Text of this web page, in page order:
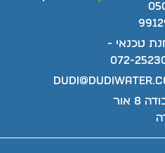
-
טכנאי -
072-
העבודה 8 אור